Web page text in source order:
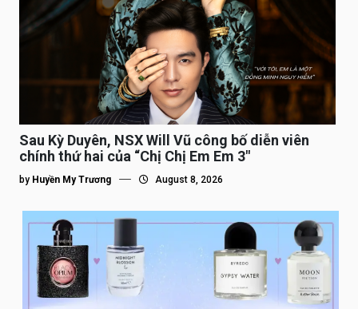
Sau Kỳ Duyên, NSX Will Vũ công bố diễn viên
chính thứ hai của “Chị Chị Em Em 3″
by Huyền My Trương August 8, 2026